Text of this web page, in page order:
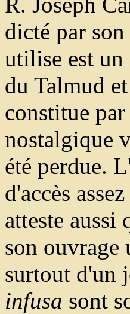
dicté par
utilise est un
du Talmud
constitue
nostalgique
été perdue.
d'accès
atteste aussi
son
surtout d'un
infusa sont